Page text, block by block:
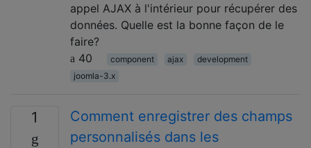
appel AJAX à l'intérieur pour récupérer des
données. Quelle est la bonne façon de le
faire?
40
component ajax
development
joomla-3.x
1
Comment enregistrer des champs
personnalisés dans les